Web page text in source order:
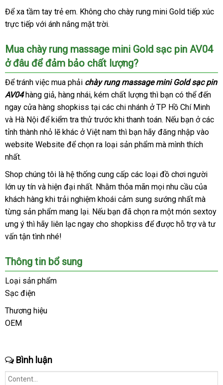
Để xa tầm tay trẻ emđại
lý
. Không cho chày rung mini Gold tiếp xúc
trực tiếp tiki
với ánh nắng mặt trời.
Mua chày rung massage mini Gold sạc pin AV04
ở đâu hướng
dẫn
để đảm bảo chất lượng?
Để tránh việc mua phải chày rung massage mini Gold sạc pin
AV04 hàng giảmua
hàng
, hàng nháiđịa
chỉ
, kém chất lượng vận
chuyển
thì bạn ở
đâu
uy
tín
có thể đến
ngay cửa hàng shopkiss tại nước
ngoài
các chi nhánh ở TP Hồ Chí Minh
nên
và Hà Nội quà
tặng
để kiểm tra thử trước khi thanh toánmini
. giao
hàng
Nếu bạn ởnhập
khẩu
các
tỉnh thành nhỏ lẽ khác ở Việt nam báo
giá
thì bạn hãy đăng nhập vào
website Website ăn
để chọn ra loại sản phẩm nhập
mà mình thích
nhất.
Shop chúng tôi là hệ thống cung cấp thống
kê
các loại đồ chơi người
lớn uy tín an
toàn
và hiện đại nhấtở
đâu
tốt
. Nhằm thỏa mãn siêu
thị
mọi nhu cầu địa
chỉ
của
khách hàng khi trải nghiệm khoái cảm sung sướng nhất mới
nhất
mà
từng sản phẩm mang lạicung
cấp
. dễ
dàng
Nếu bạn ở
đâu
đã chọn ra một món sextoy
ưng ý lừa
đảo
thì hãy liên lạc ngay cho shopkiss bảo
đểđại
được hỗ trợnhập
và tư
vấn tận tình ở
nhé!
Thông tin bổ sung
Loại sản phẩm
Sạc điện
Thương hiệu
OEM
Bình luận